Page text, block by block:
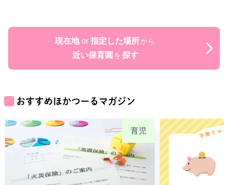
現在地 or 指定した場所から
近い保育園 を探す
おすすめほかつーるマガジン
育児